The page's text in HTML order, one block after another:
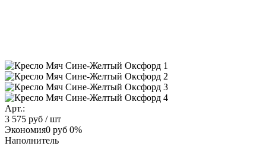
Арт.:
3 575 руб / шт
Экономия0 руб 0%
Наполнитель